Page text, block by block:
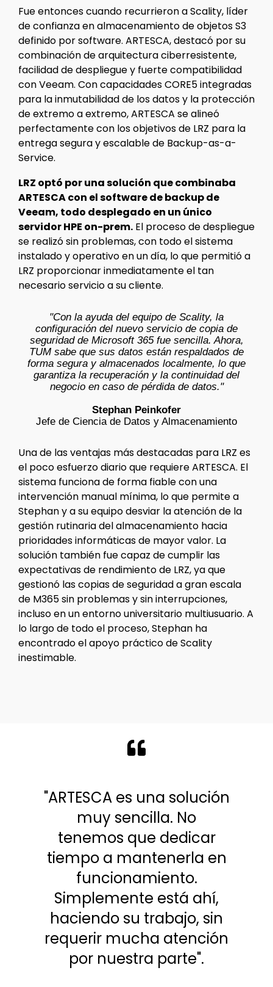
Fue entonces cuando recurrieron a Scality, líder
de confianza en almacenamiento de objetos S3
definido por software. ARTESCA, destacó por su
combinación de arquitectura ciberresistente,
facilidad de despliegue y fuerte compatibilidad
con Veeam. Con capacidades CORE5 integradas
para la inmutabilidad de los datos y la protección
de extremo a extremo, ARTESCA se alineó
perfectamente con los objetivos de LRZ para la
entrega segura y escalable de Backup-as-a-
Service.
LRZ optó por una solución que combinaba
ARTESCA con el software de backup de
Veeam, todo desplegado en un único
servidor HPE on-prem. El proceso de despliegue
se realizó sin problemas, con todo el sistema
instalado y operativo en un día, lo que permitió a
LRZ proporcionar inmediatamente el tan
necesario servicio a su cliente.
"Con la ayuda del equipo de Scality, la
configuración del nuevo servicio de copia de
seguridad de Microsoft 365 fue sencilla. Ahora,
TUM sabe que sus datos están respaldados de
forma segura y almacenados localmente, lo que
garantiza la recuperación y la continuidad del
negocio en caso de pérdida de datos."
Stephan Peinkofer
Jefe de Ciencia de Datos y Almacenamiento
Una de las ventajas más destacadas para LRZ es
el poco esfuerzo diario que requiere ARTESCA. El
sistema funciona de forma fiable con una
intervención manual mínima, lo que permite a
Stephan y a su equipo desviar la atención de la
gestión rutinaria del almacenamiento hacia
prioridades informáticas de mayor valor. La
solución también fue capaz de cumplir las
expectativas de rendimiento de LRZ, ya que
gestionó las copias de seguridad a gran escala
de M365 sin problemas y sin interrupciones,
incluso en un entorno universitario multiusuario. A
lo largo de todo el proceso, Stephan ha
encontrado el apoyo práctico de Scality
inestimable.
"ARTESCA es una solución
muy sencilla. No
tenemos que dedicar
tiempo a mantenerla en
funcionamiento.
Simplemente está ahí,
haciendo su trabajo, sin
requerir mucha atención
por nuestra parte".